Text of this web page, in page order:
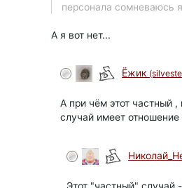
персонала сомневаюсь
А я вот нет...
Ёжик
А при чём этот частный
случай имеет